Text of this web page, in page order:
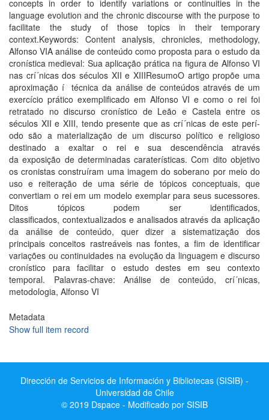
concepts in order to identify variations or continuities in the
language evolution and the chronic discourse with the purpose to
facilitate the study of those topics in their temporary
context.Keywords: Content analysis, chronicles, methodology,
Alfonso VIA análise de conteúdo como proposta para o estudo da
croní­stica medieval: Sua aplicação prática na figura de Alfonso VI
nas crí´nicas dos séculos XII e XIIIResumoO artigo propõe uma
aproximação í técnica da análise de conteúdos através de um
exercí­cio prático exemplificado em Alfonso VI e como o rei foi
retratado no discurso croní­stico de Leão e Castela entre os
séculos XII e XIII, tendo presente que as crí´nicas de este perí­
odo são a materialização de um discurso polí­tico e religioso
destinado a exaltar o rei e sua descendência através
da exposição de determinadas caraterí­sticas. Com dito objetivo
os cronistas construí­ram uma imagem do soberano por meio do
uso e reiteração de uma série de tópicos conceptuais, que
convertiam o rei em um modelo exemplar para seus sucessores.
Ditos tópicos podem ser identificados,
classificados, contextualizados e analisados através da aplicação
da análise de conteúdo, quer dizer a sistematização dos
principais conceitos rastreáveis nas fontes, a fim de identificar
variações ou continuidades na evolução da linguagem e discurso
croní­stico para facilitar o estudo destes em seu contexto
temporal. Palavras-chave: Análise de conteúdo, crí´nicas,
metodologia, Alfonso VI
Metadata
Show full item record
Dirección de Servicios de Información y Bibliotecas (SISIB) -
Universidad de Chile
© 2019 Dspace - Modificado por SISIB